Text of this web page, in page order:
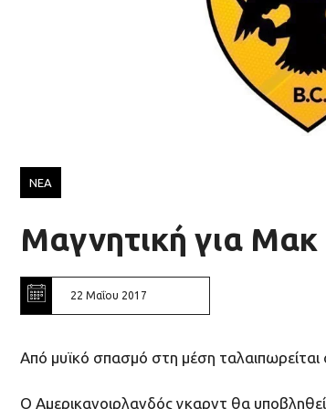
ΝΕΑ
Μαγνητική για
22 Μαΐου 2017
Από μυϊκό σπασμό στη μέση ταλαιπωρείται
Ο Αμερικανοιρλανδός γκαρντ θα